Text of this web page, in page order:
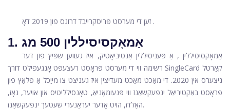
זען די מערסט פּריסקרייבד דרוגס פון 2019 דאָ .
1. אַמאָקסיסיללין 500 מג
אַמאָקסיסיללין , אַ פּעניסיללין אַנטיביאָטיק, איז געווען שפּיץ פון דער
רשימה ווי די מערסט פּראָסט רעצעפּט אָנגעפילט דורך SingleCard קאַרטל
ניצערס אין 2020. די מאַכט מאַכט מעדיצין איז געניצט צו מייַכל אַ פּלאַץ פון
פּראָסט באַקטיריאַל ינפעקשאַנז ווי פּנעומאָניאַ, טאָנסילליטיס און אויער, נאָז,
האַלדז, הויט אָדער יעראַנערי שעטעך ינפעקשאַנז.